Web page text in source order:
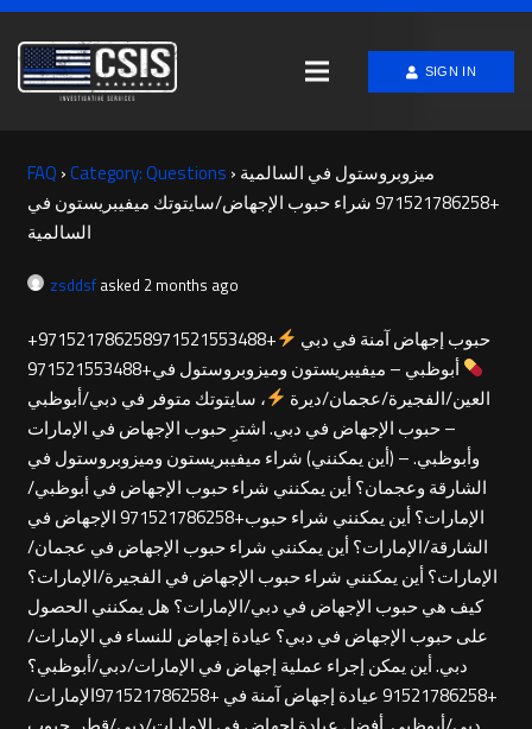
SIGN IN
FAQ ›Category: Questions › ميزوبروستول في السالمية
+971521786258 شراء حبوب الإجهاض/سايتوتك ميفيبريستون في
السالمية
zsddsfasked 2 months ago
+971521786258حبوب إجهاض آمنة في دبي
+971521553488
أبوظبي – ميفيبريستون وميزوبروستول في+971521553488
العين/الفجيرة/عجمان/ديرة
، سايتوتك متوفر في دبي/أبوظبي
– حبوب الإجهاض في دبي. اشترِ حبوب الإجهاض في الإمارات
وأبوظبي. – (أين يمكنني) شراء ميفيبريستون وميزوبروستول في
الشارقة وعجمان؟ أين يمكنني شراء حبوب الإجهاض في أبوظبي/
الإمارات؟ أين يمكنني شراء حبوب+971521786258 الإجهاض في
الشارقة/الإمارات؟ أين يمكنني شراء حبوب الإجهاض في عجمان/
الإمارات؟ أين يمكنني شراء حبوب الإجهاض في الفجيرة/الإمارات؟
كيف هي حبوب الإجهاض في دبي/الإمارات؟ هل يمكنني الحصول
على حبوب الإجهاض في دبي؟ عيادة إجهاض للنساء في الإمارات/
دبي. أين يمكن إجراء عملية إجهاض في الإمارات/دبي/أبوظبي؟
+91521786258 عيادة إجهاض آمنة في +971521786258الإمارات/